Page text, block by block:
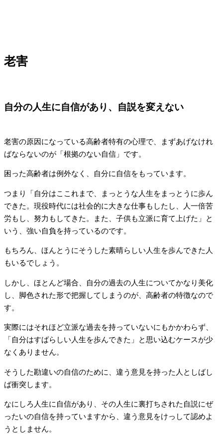
老害
自分の人生に自信があり、自説を変えない
老害の原因になっている高齢者特有の心理で、まずあげなけれ
ばならないのが「根拠のない自信」です。
困った高齢者は例外なく、自分に自信をもっています。
つまり「自分はここれまで、まっとうな人生をまっとうに歩ん
できた。現役時代には社会的に大きな仕事もしたし、人一倍苦
労もし、努力もしてきた。また、子供も立派に育て上げた」と
いう、強い自負を持っているのです。
もちろん、ほんとうにそうした素晴らしい人生を歩んできた人
もいるでしょう。
しかし、ほとんど場合、自分の過去の人生についてかなり美化
し、脚色された形で把握してしまうのが、高齢者の特徴なので
す。
実際にはそれほど立派な過去を持っていないにもかかわらず、
「自分はすばらしい人生を歩んできた」と思い込むケースが少
なくありません。
そうした勘違いの自信のために、違う意見を持った人としばし
ば衝突します。
なにしろ人生に自信があり、その人生に裏打ちされた自説にぜ
ったいの自信を持っていますから、違う意見をけっして認めよ
うとしません。